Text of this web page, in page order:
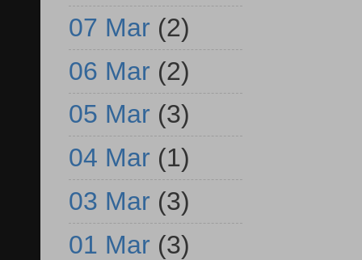
07 Mar (2)
06 Mar (2)
05 Mar (3)
04 Mar (1)
03 Mar (3)
01 Mar (3)